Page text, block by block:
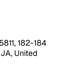
182-184
United